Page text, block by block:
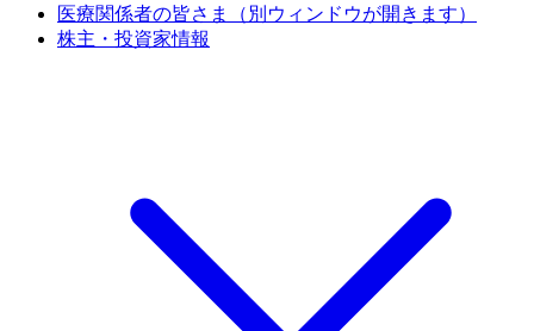
医療関係者の皆さま
（別ウィンドウが開きます）
株主・投資家情報